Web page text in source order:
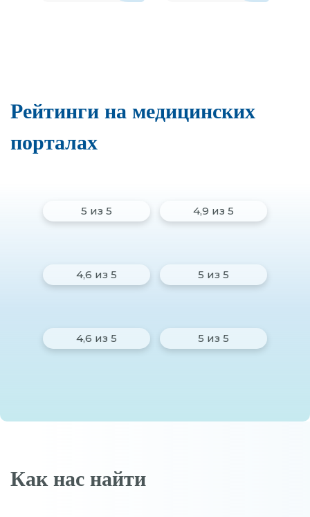
Рейтинги на медицинских
порталах
5 из 5 4,9 из 5
4,6 из 5 5 из 5
4,6 из 5 5 из 5
Как нас найти